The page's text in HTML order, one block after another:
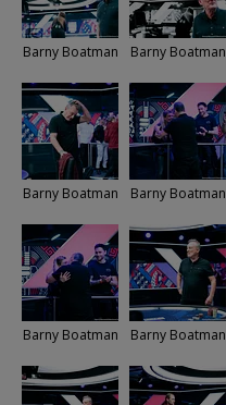
Barny Boatman Barny Boatman
Barny Boatman Barny Boatman
Barny Boatman Barny Boatman